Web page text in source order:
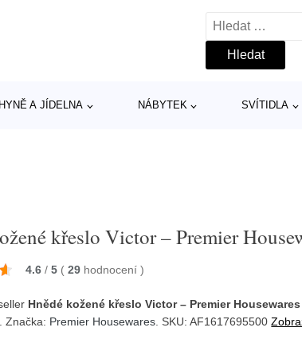
Vyhledávání
A JÍDELNA NÁBYTEK SVÍTIDLA
křeslo Victor – Premier
4.6 / 5 ( 29 hodnocení)
Hnědé kožené křeslo Victor – Premier Housewares
. Značka: Premier Housewares . SKU: AF1617695500